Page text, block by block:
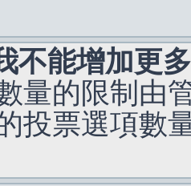
不能增加更
量的限制由
投票選項數